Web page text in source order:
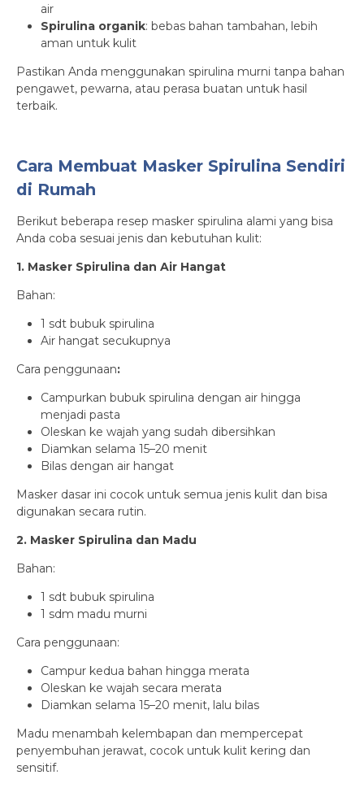
air
Spirulina organik: bebas bahan tambahan, lebih
aman untuk kulit
Pastikan Anda menggunakan spirulina murni tanpa bahan
pengawet, pewarna, atau perasa buatan untuk hasil
terbaik.
Cara Membuat Masker Spirulina Sendiri
di Rumah
Berikut beberapa resep masker spirulina alami yang bisa
Anda coba sesuai jenis dan kebutuhan kulit:
1. Masker Spirulina dan Air Hangat
Bahan:
1 sdt bubuk spirulina
Air hangat secukupnya
Cara penggunaan:
Campurkan bubuk spirulina dengan air hingga
menjadi pasta
Oleskan ke wajah yang sudah dibersihkan
Diamkan selama 15–20 menit
Bilas dengan air hangat
Masker dasar ini cocok untuk semua jenis kulit dan bisa
digunakan secara rutin.
2. Masker Spirulina dan Madu
Bahan:
1 sdt bubuk spirulina
1 sdm madu murni
Cara penggunaan:
Campur kedua bahan hingga merata
Oleskan ke wajah secara merata
Diamkan selama 15–20 menit, lalu bilas
Madu menambah kelembapan dan mempercepat
penyembuhan jerawat, cocok untuk kulit kering dan
sensitif.